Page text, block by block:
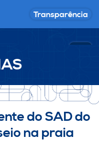
Transparência
do SAD do
na praia